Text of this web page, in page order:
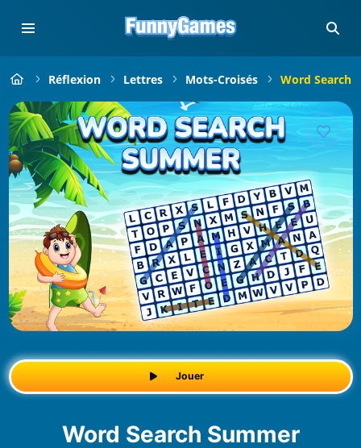
Réflexion Lettres Mots-Croisés Word Search
Jouer
Word Search Summer